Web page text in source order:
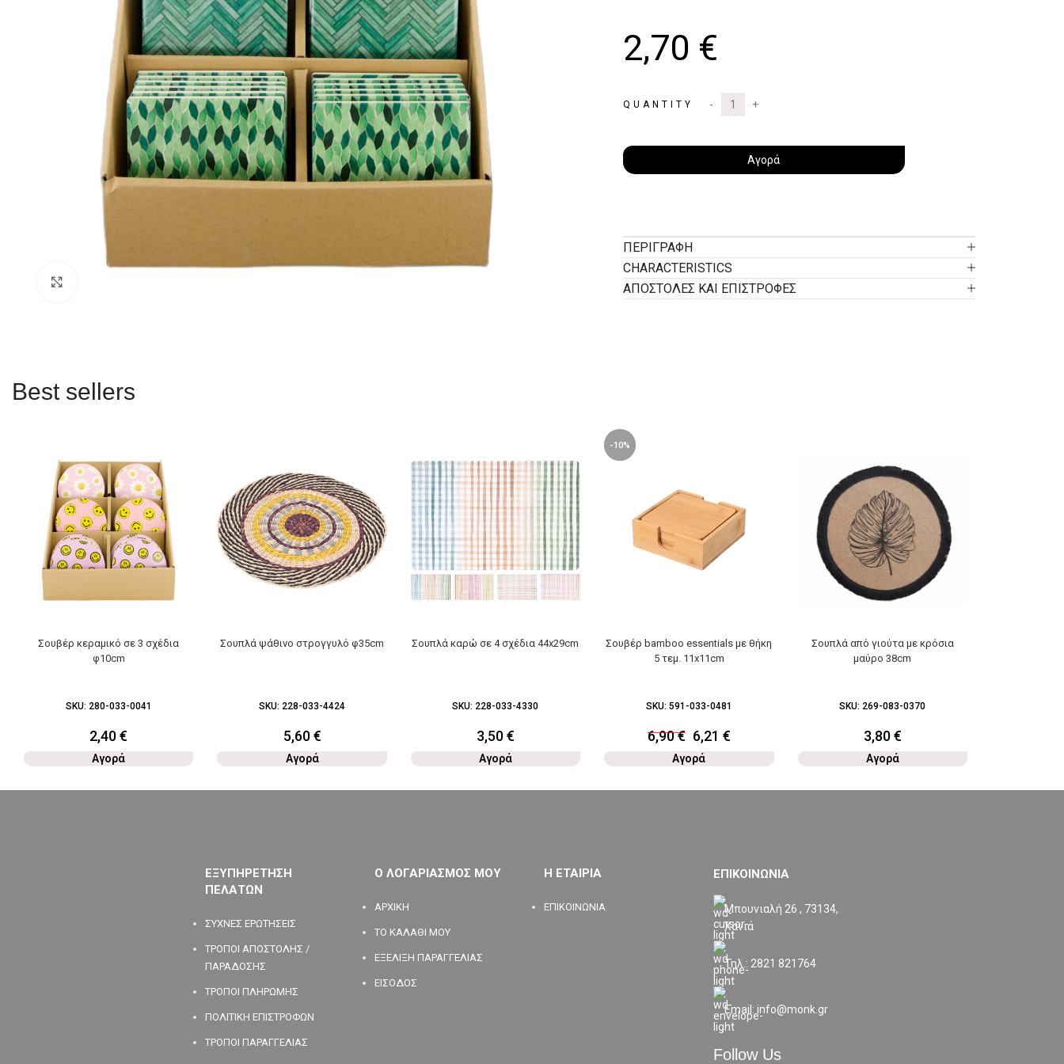
2,70 €
QUANTITY
Αγορά
ΠΕΡΙΓΡΑΦΉ
CHARACTERISTICS
ΑΠΟΣΤΟΛΕΣ ΚΑΙ ΕΠΙΣΤΡΟΦΕΣ
Best sellers
Σουβέρ κεραμικό σε 3 σχέδια
φ10cm
SKU: 280-033-0041
2,40€
Αγορά
Σουπλά ψάθινο στρογγυλό φ35cm
SKU: 228-033-4424
5,60€
Αγορά
Σουπλά καρώ σε 4 σχέδια 44x29cm
SKU: 228-033-4330
3,50€
Αγορά
-10%
Σουβέρ bamboo essentials με θήκη
5 τεμ. 11x11cm
SKU: 591-033-0481
6,90€ 6,21 €
Αγορά
Σουπλά από γιούτα με κρόσια
μαύρο 38cm
SKU: 269-083-0370
3,80€
Αγορά
ΕΞΥΠΗΡΕΤΗΣΗ
ΠΕΛΑΤΩΝ
ΣΥΧΝΕΣ ΕΡΩΤΗΣΕΙΣ
ΤΡΟΠΟΙ ΑΠΟΣΤΟΛΗΣ /
ΠΑΡΑΔΟΣΗΣ
ΤΡΟΠΟΙ ΠΛΗΡΩΜΗΣ
ΠΟΛΙΤΙΚΗ ΕΠΙΣΤΡΟΦΩΝ
ΤΡΟΠΟΙ ΠΑΡΑΓΓΕΛΙΑΣ
Ο ΛΟΓΑΡΙΑΣΜΟΣ ΜΟΥ
ΑΡΧΙΚΗ
ΤΟ ΚΑΛΑΘΙ ΜΟΥ
ΕΞΕΛΙΞΗ ΠΑΡΑΓΓΕΛΙΑΣ
ΕΙΣΟΔΟΣ
Η ΕΤΑΙΡΙΑ
ΕΠΙΚΟΙΝΩΝΙΑ
ΕΠΙΚΟΙΝΩΝΙΑ
Μπουνιαλή 26 , 73134,
Χανιά
Τηλ.: 2821 821764
Email: info@monk.gr
Follow Us